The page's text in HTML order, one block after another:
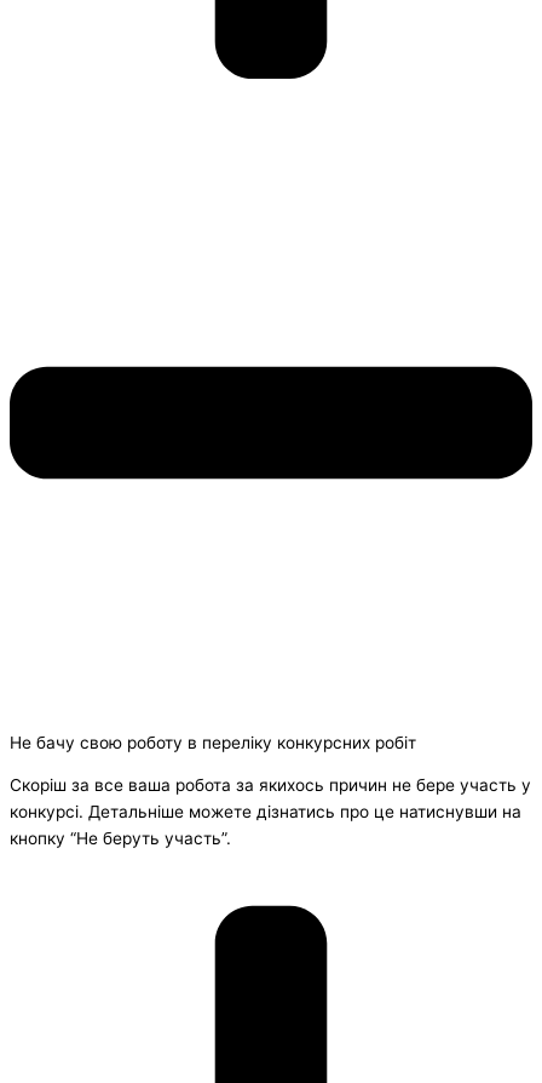
Не бачу свою роботу в переліку конкурсних робіт
Скоріш за все ваша робота за якихось причин не бере участь у
конкурсі. Детальніше можете дізнатись про це натиснувши на
кнопку “Не беруть участь”.